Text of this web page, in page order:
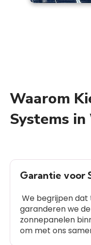
Waarom
Systems
Garantie voor
We begrijpen dat
garanderen we
zonnepanelen
om met ons